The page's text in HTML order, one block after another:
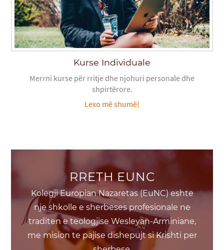
Kurse Individuale
Merrni kurse për rritje dhe njohuri personale dhe
shpirtërore.
Lexo më shumë!
RRETH EUNC
Kolegji Europian Nazaretas (EuNC) eshte
nje shkolle e sherbeses profesionale ne
traditen e teologjise Wesleyan-Arminiane,
me mision te pajise dishepujt si Krishti per